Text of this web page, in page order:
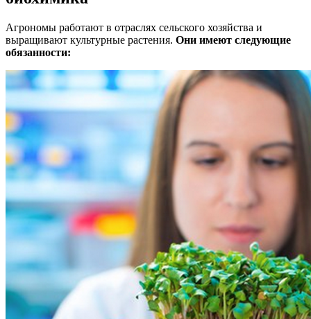
Агрономы работают в отраслях сельского хозяйства и
выращивают культурные растения. Они имеют следующие
обязанности: